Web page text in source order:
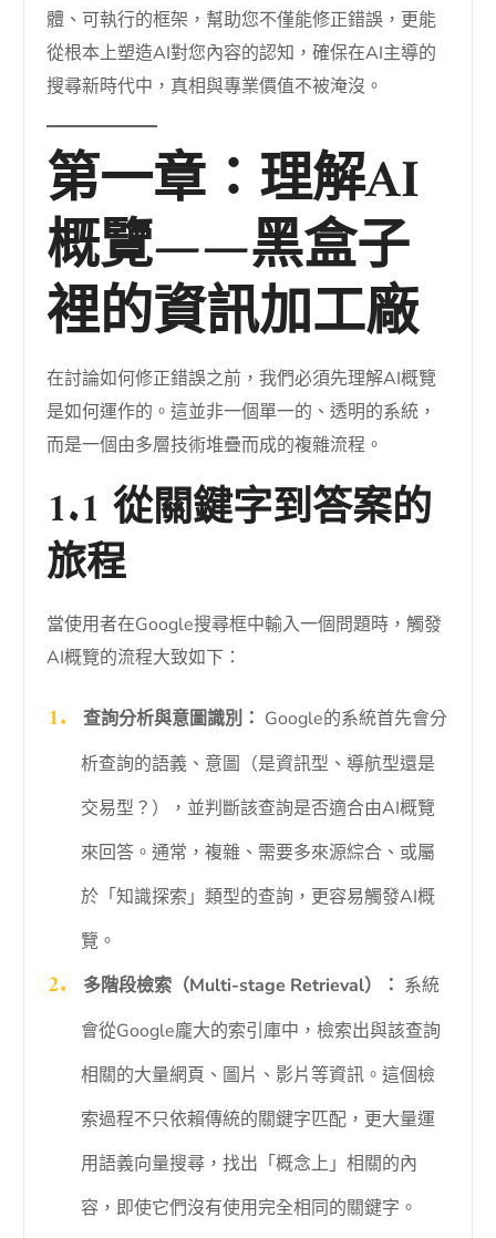
體、可執行的框架，幫助您不僅能修正錯誤，更能
從根本上塑造AI對您內容的認知，確保在AI主導的
搜尋新時代中，真相與專業價值不被淹沒。
第一章：理解AI
概覽——黑盒子
裡的資訊加工廠
在討論如何修正錯誤之前，我們必須先理解AI概覽
是如何運作的。這並非一個單一的、透明的系統，
而是一個由多層技術堆疊而成的複雜流程。
1.1 從關鍵字到答案的
旅程
當使用者在Google搜尋框中輸入一個問題時，觸發
AI概覽的流程大致如下：
查詢分析與意圖識別： Google的系統首先會分
析查詢的語義、意圖（是資訊型、導航型還是
交易型？），並判斷該查詢是否適合由AI概覽
來回答。通常，複雜、需要多來源綜合、或屬
於「知識探索」類型的查詢，更容易觸發AI概
覽。
多階段檢索（Multi-stage Retrieval）： 系統
會從Google龐大的索引庫中，檢索出與該查詢
相關的大量網頁、圖片、影片等資訊。這個檢
索過程不只依賴傳統的關鍵字匹配，更大量運
用語義向量搜尋，找出「概念上」相關的內
容，即使它們沒有使用完全相同的關鍵字。